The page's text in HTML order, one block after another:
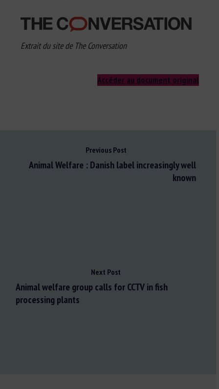
Extrait du site de The Conversation
Accéder au document original
Previous Post
Animal Welfare : Danish label increasingly well
known
Next Post
Animal welfare group calls for CCTV in fish
processing plants